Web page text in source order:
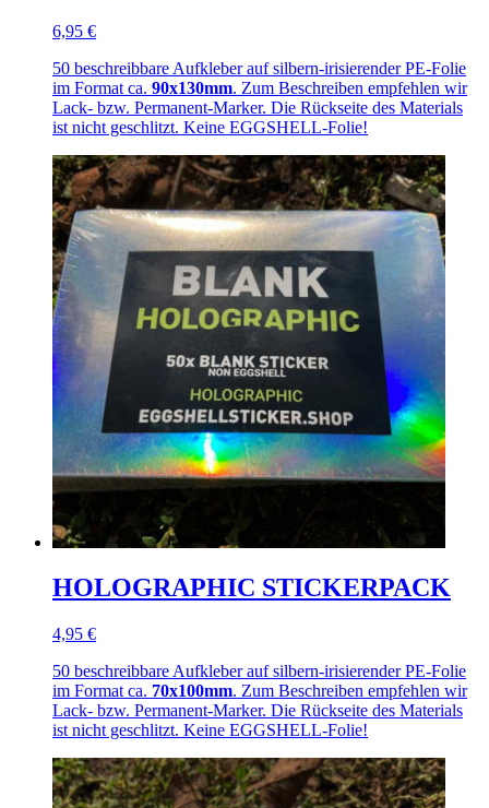
6,95 €
50 beschreibbare Aufkleber auf silbern-irisierender PE-Folie
im Format ca. 90x130mm. Zum Beschreiben empfehlen wir
Lack- bzw. Permanent-Marker. Die Rückseite des Materials
ist nicht geschlitzt. Keine EGGSHELL-Folie!
HOLOGRAPHIC STICKERPACK
4,95 €
50 beschreibbare Aufkleber auf silbern-irisierender PE-Folie
im Format ca. 70x100mm. Zum Beschreiben empfehlen wir
Lack- bzw. Permanent-Marker. Die Rückseite des Materials
ist nicht geschlitzt. Keine EGGSHELL-Folie!